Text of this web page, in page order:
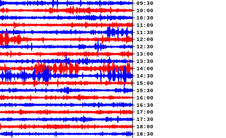
09:30
10:00
10:30
11:00
11:30
12:00
12:30
13:00
13:30
14:00
14:30
15:00
15:30
16:00
16:30
17:00
17:30
18:00
18:30